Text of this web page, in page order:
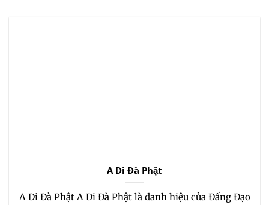
A Di Đà Phật
A Di Đà Phật A Di Đà Phật là danh hiệu của Đấng Đạo